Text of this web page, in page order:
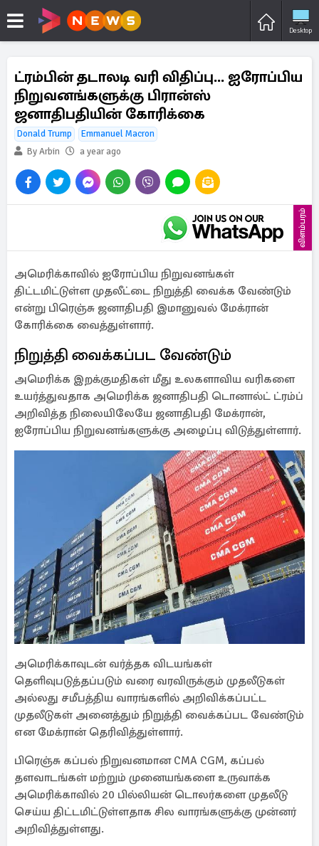
Desktop
ட்ரம்பின் தடாலடி வரி விதிப்பு... ஐரோப்பிய
நிறுவனங்களுக்கு பிரான்ஸ்
ஜனாதிபதியின் கோரிக்கை
Donald Trump
Emmanuel Macron
By Arbin
a year ago
விளம்பரம்
அமெரிக்காவில் ஐரோப்பிய நிறுவனங்கள்
திட்டமிட்டுள்ள முதலீட்டை நிறுத்தி வைக்க வேண்டும்
என்று பிரெஞ்சு ஜனாதிபதி இமானுவல் மேக்ரான்
கோரிக்கை வைத்துள்ளார்.
நிறுத்தி வைக்கப்பட வேண்டும்
அமெரிக்க இறக்குமதிகள் மீது உலகளாவிய வரிகளை
உயர்த்துவதாக அமெரிக்க ஜனாதிபதி டொனால்ட் ட்ரம்ப்
அறிவித்த நிலையிலேயே ஜனாதிபதி மேக்ரான்,
ஐரோப்பிய நிறுவனங்களுக்கு அழைப்பு விடுத்துள்ளார்.
அமெரிக்காவுடன் வர்த்தக விடயங்கள்
தெளிவுபடுத்தப்படும் வரை வரவிருக்கும் முதலீடுகள்
அல்லது சமீபத்திய வாரங்களில் அறிவிக்கப்பட்ட
முதலீடுகள் அனைத்தும் நிறுத்தி வைக்கப்பட வேண்டும்
என மேக்ரான் தெரிவித்துள்ளார்.
பிரெஞ்சு கப்பல் நிறுவனமான CMA CGM, கப்பல்
தளவாடங்கள் மற்றும் முனையங்களை உருவாக்க
அமெரிக்காவில் 20 பில்லியன் டொலர்களை முதலீடு
செய்ய திட்டமிட்டுள்ளதாக சில வாரங்களுக்கு முன்னர்
அறிவித்துள்ளது.